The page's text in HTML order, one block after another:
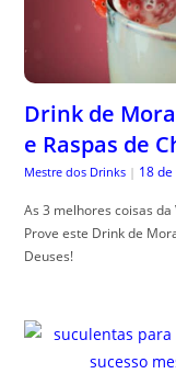
Drink de
e Raspas de
Mestre dos Drinks | 18
As 3 melhores coisas
Prove este Drink de
Deuses!